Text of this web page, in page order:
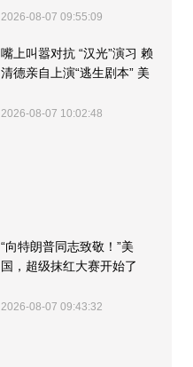
2026-08-07 09:55:09
嘴上叫嚣对抗 “汉光”演习 赖
清德亲自上演“逃生剧本” 美
2026-08-07 10:02:48
“向特朗普同志致敬！”美
国，超级抹红大赛开始了
2026-08-07 09:43:32